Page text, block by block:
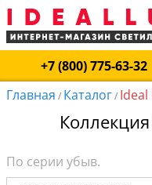
+7 (800) 775-63-32
Главная / Каталог/ Ideal